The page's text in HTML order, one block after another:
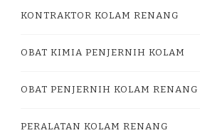
KONTRAKTOR KOLAM RENANG
OBAT KIMIA PENJERNIH KOLAM
OBAT PENJERNIH KOLAM RENANG
PERALATAN KOLAM RENANG